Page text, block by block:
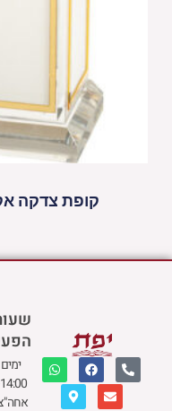
קופת צדקה
P
h
o
F
a
c
W
h
a
E
v
e
M
p
-